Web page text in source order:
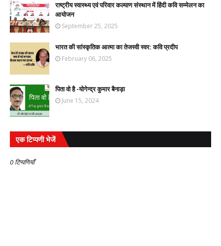
राष्ट्रीय स्वास्थ्य एवं परिवार कल्याण संस्थान में हिंदी कवि सम्मेलन का
आयोजन
September 25, 2025
भारत की सांस्कृतिक आत्मा का तेजस्वी स्वर: कवि प्रदीप
February 06, 2025
पिता वो है -योगेन्द्र कुमार बैनाड़ा
June 15, 2024
एक टिप्पणी भेजें
0 टिप्पणियाँ